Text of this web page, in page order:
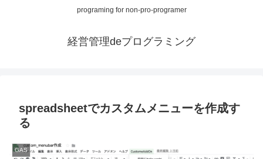
programing for non-pro-programer
経営管理deプログラミング
spreadsheetでカスタムメニューを作成す
る
GAS